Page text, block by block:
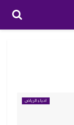
احياء الرياض